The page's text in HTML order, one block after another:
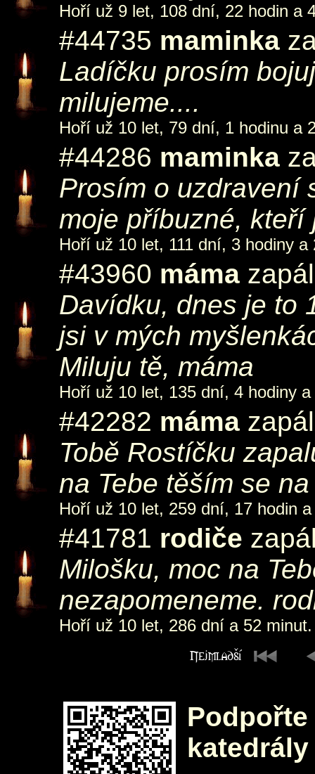
Hoří už 9 let, 108 dní, 22 hodin a
#44735 maminka
Ladíčku prosím
milujeme....
Hoří už 10 let, 79 dní, 1 hodinu a
#44286 maminka
Prosím o uzdravení
moje příbuzné, kteří
Hoří už 10 let, 111 dní, 3 hodiny a
#43960 máma
Davídku, dnes je to
jsi v mých
Miluju tě, máma
Hoří už 10 let, 135 dní, 4 hodiny
#42282 máma
Tobě Rostíčku
na Tebe těším se
Hoří už 10 let, 259 dní, 17 hodin
#41781 rodiče
Milošku, moc na
nezapomeneme.
Hoří už 10 let, 286 dní a 52 minut.
katedrály